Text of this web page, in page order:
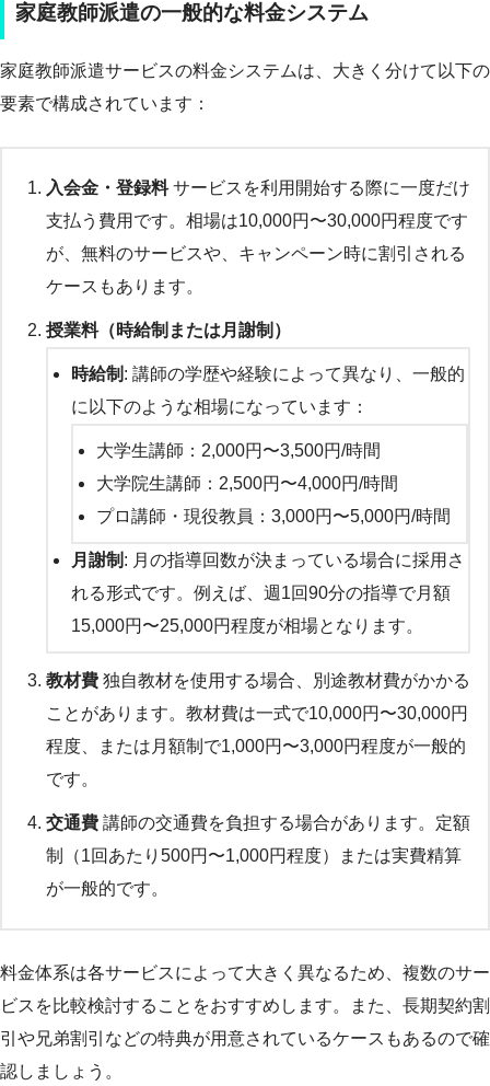
家庭教師派遣の一般的な料金システム
家庭教師派遣サービスの料金システムは、大きく分けて以下の
要素で構成されています：
入会金・登録料サービスを利用開始する際に一度だけ
支払う費用です。相場は10,000円〜30,000円程度です
が、無料のサービスや、キャンペーン時に割引される
ケースもあります。
授業料（時給制または月謝制）
時給制 : 講師の学歴や経験によって異なり、一般的
に以下のような相場になっています：
大学生講師：2,000円〜3,500円/時間
大学院生講師：2,500円〜4,000円/時間
プロ講師・現役教員：3,000円〜5,000円/時間
月謝制 : 月の指導回数が決まっている場合に採用さ
れる形式です。例えば、週1回90分の指導で月額
15,000円〜25,000円程度が相場となります。
教材費 独自教材を使用する場合、別途教材費がかかる
ことがあります。教材費は一式で10,000円〜30,000円
程度、または月額制で1,000円〜3,000円程度が一般的
です。
交通費 講師の交通費を負担する場合があります。定額
制（1回あたり500円〜1,000円程度）または実費精算
が一般的です。
料金体系は各サービスによって大きく異なるため、複数のサー
ビスを比較検討することをおすすめします。また、長期契約割
引や兄弟割引などの特典が用意されているケースもあるので確
認しましょう。